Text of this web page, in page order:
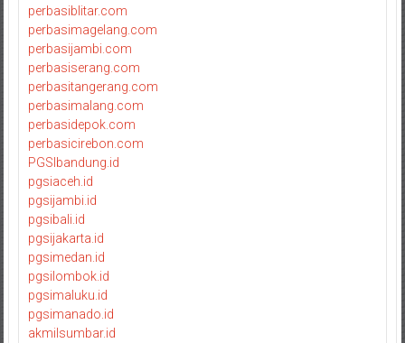
perbasiblitar.com
perbasimagelang.com
perbasijambi.com
perbasiserang.com
perbasitangerang.com
perbasimalang.com
perbasidepok.com
perbasicirebon.com
PGSIbandung.id
pgsiaceh.id
pgsijambi.id
pgsibali.id
pgsijakarta.id
pgsimedan.id
pgsilombok.id
pgsimaluku.id
pgsimanado.id
akmilsumbar.id